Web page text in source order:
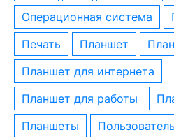
операционная система
печать
планшет
планшет для интернета
планшет для работы
планшеты
пользователь